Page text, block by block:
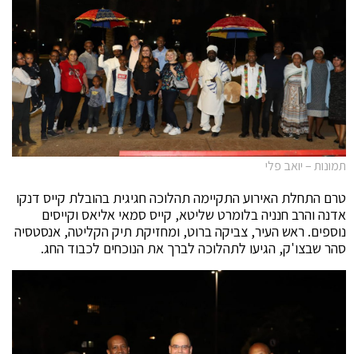
תמונות – יואב פלי
טרם התחלת האירוע התקיימה תהלוכה חגיגית בהובלת קייס דנקו
אדנה והרב חנניה בלומרט שליטא, קייס סמאי אליאס וקייסים
נוספים. ראש העיר, צביקה ברוט, ומחזיקת תיק הקליטה, אנסטסיה
סהר שבצו'ק, הגיעו לתהלוכה לברך את הנוכחים לכבוד החג.